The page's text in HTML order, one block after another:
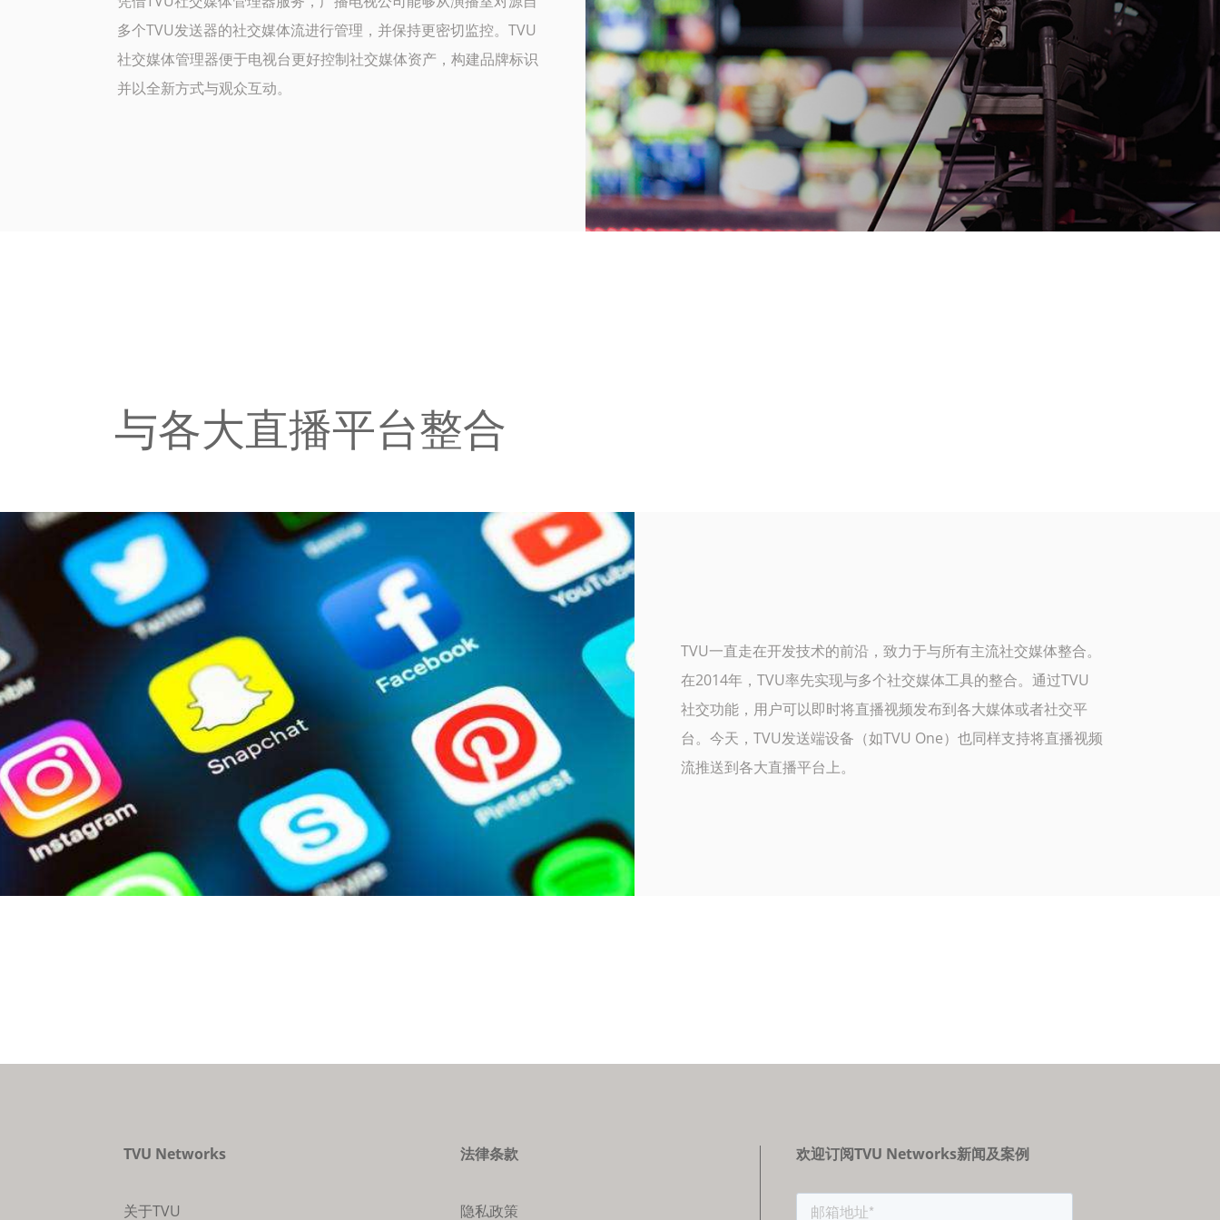
多个TVU发送器的社交媒体流进行管理，并保持更密切监控。TVU
社交媒体管理器便于电视台更好控制社交媒体资产，构建品牌标识
并以全新方式与观众互动。
与各大直播平台整合
TVU一直走在开发技术的前沿，致力于与所有主流社交媒体整合。
在2014年，TVU率先实现与多个社交媒体工具的整合。通过TVU
社交功能，用户可以即时将直播视频发布到各大媒体或者社交平
台。今天，TVU发送端设备（如TVU One）也同样支持将直播视频
流推送到各大直播平台上。
TVU Networks
关于TVU
法律条款
隐私政策
欢迎订阅TVU Networks新闻及案例